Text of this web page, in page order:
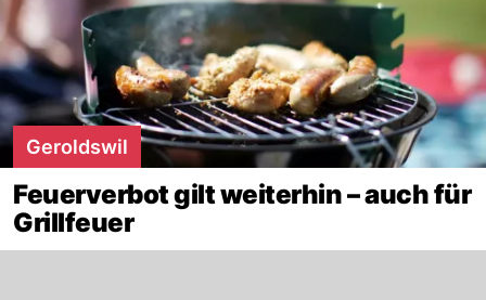
Geroldswil
Feuerverbot gilt weiterhin – auch für
Grillfeuer